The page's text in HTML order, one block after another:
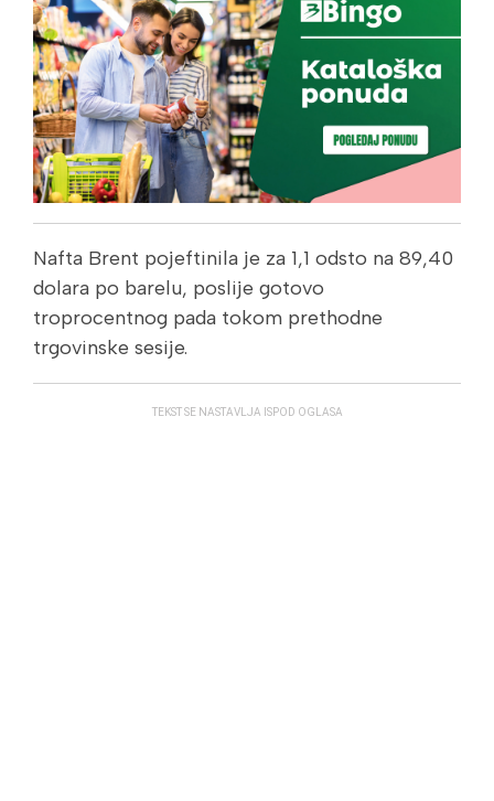
Nafta Brent pojeftinila je za 1,1 odsto na 89,40
dolara po barelu, poslije gotovo
troprocentnog pada tokom prethodne
trgovinske sesije.
TEKST SE NASTAVLJA ISPOD OGLASA